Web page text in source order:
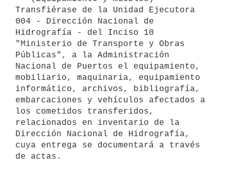
Transfiérase de la Unidad Ejecutora
004 - Dirección Nacional de
Hidrografía - del Inciso 10
"Ministerio de Transporte y Obras
Públicas", a la Administración
Nacional de Puertos el equipamiento,
mobiliario, maquinaria, equipamiento
informático, archivos, bibliografía,
embarcaciones y vehículos afectados a
los cometidos transferidos,
relacionados en inventario de la
Dirección Nacional de Hidrografía,
cuya entrega se documentará a través